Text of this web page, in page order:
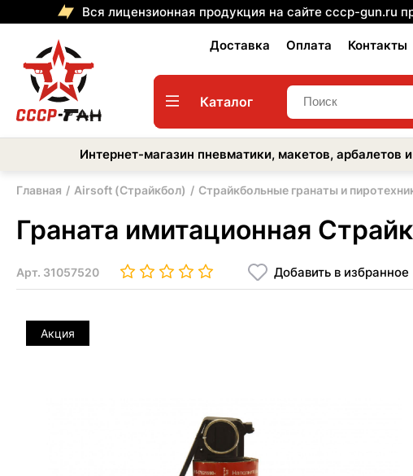
Вся лицензионная продукция на сайте cccp-gun.ru
Доставка Оплата Контакты
Каталог
Интернет-магазин пневматики, макетов, арбалетов
Главная Airsoft (Страйкбол) Страйкбольные гранаты и
Граната имитационная
Арт. 31057520 Добавить в избранное
Акция